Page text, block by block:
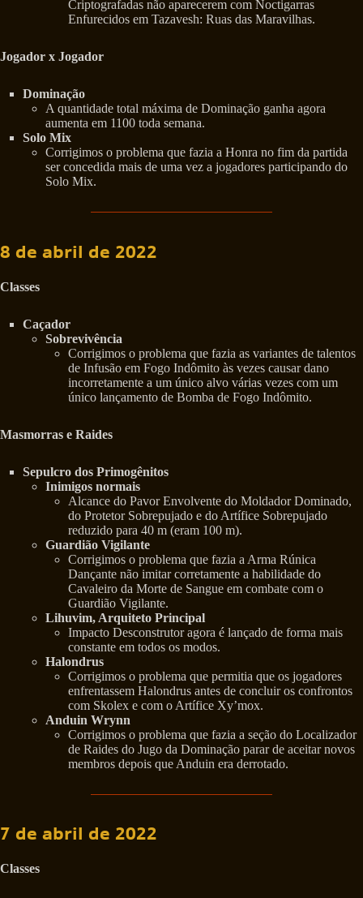
Criptografadas não aparecerem com Noctigarras
Enfurecidos em Tazavesh: Ruas das Maravilhas.
Jogador x Jogador
Dominação
A quantidade total máxima de Dominação ganha agora
aumenta em 1100 toda semana.
Solo Mix
Corrigimos o problema que fazia a Honra no fim da partida
ser concedida mais de uma vez a jogadores participando do
Solo Mix.
8 de abril de 2022
Classes
Caçador
Sobrevivência
Corrigimos o problema que fazia as variantes de talentos
de Infusão em Fogo Indômito às vezes causar dano
incorretamente a um único alvo várias vezes com um
único lançamento de Bomba de Fogo Indômito.
Masmorras e Raides
Sepulcro dos Primogênitos
Inimigos normais
Alcance do Pavor Envolvente do Moldador Dominado,
do Protetor Sobrepujado e do Artífice Sobrepujado
reduzido para 40 m (eram 100 m).
Guardião Vigilante
Corrigimos o problema que fazia a Arma Rúnica
Dançante não imitar corretamente a habilidade do
Cavaleiro da Morte de Sangue em combate com o
Guardião Vigilante.
Lihuvim, Arquiteto Principal
Impacto Desconstrutor agora é lançado de forma mais
constante em todos os modos.
Halondrus
Corrigimos o problema que permitia que os jogadores
enfrentassem Halondrus antes de concluir os confrontos
com Skolex e com o Artífice Xy’mox.
Anduin Wrynn
Corrigimos o problema que fazia a seção do Localizador
de Raides do Jugo da Dominação parar de aceitar novos
membros depois que Anduin era derrotado.
7 de abril de 2022
Classes